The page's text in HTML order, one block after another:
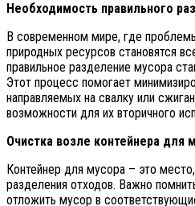
Необходимость правильного
В современном мире, где
природных ресурсов становятся
правильное разделение мусора
Этот процесс помогает
направляемых на свалку или
возможности для их вторичного
Очистка возле контейнера для
Контейнер для мусора – это
разделения отходов. Важно
отложить мусор в